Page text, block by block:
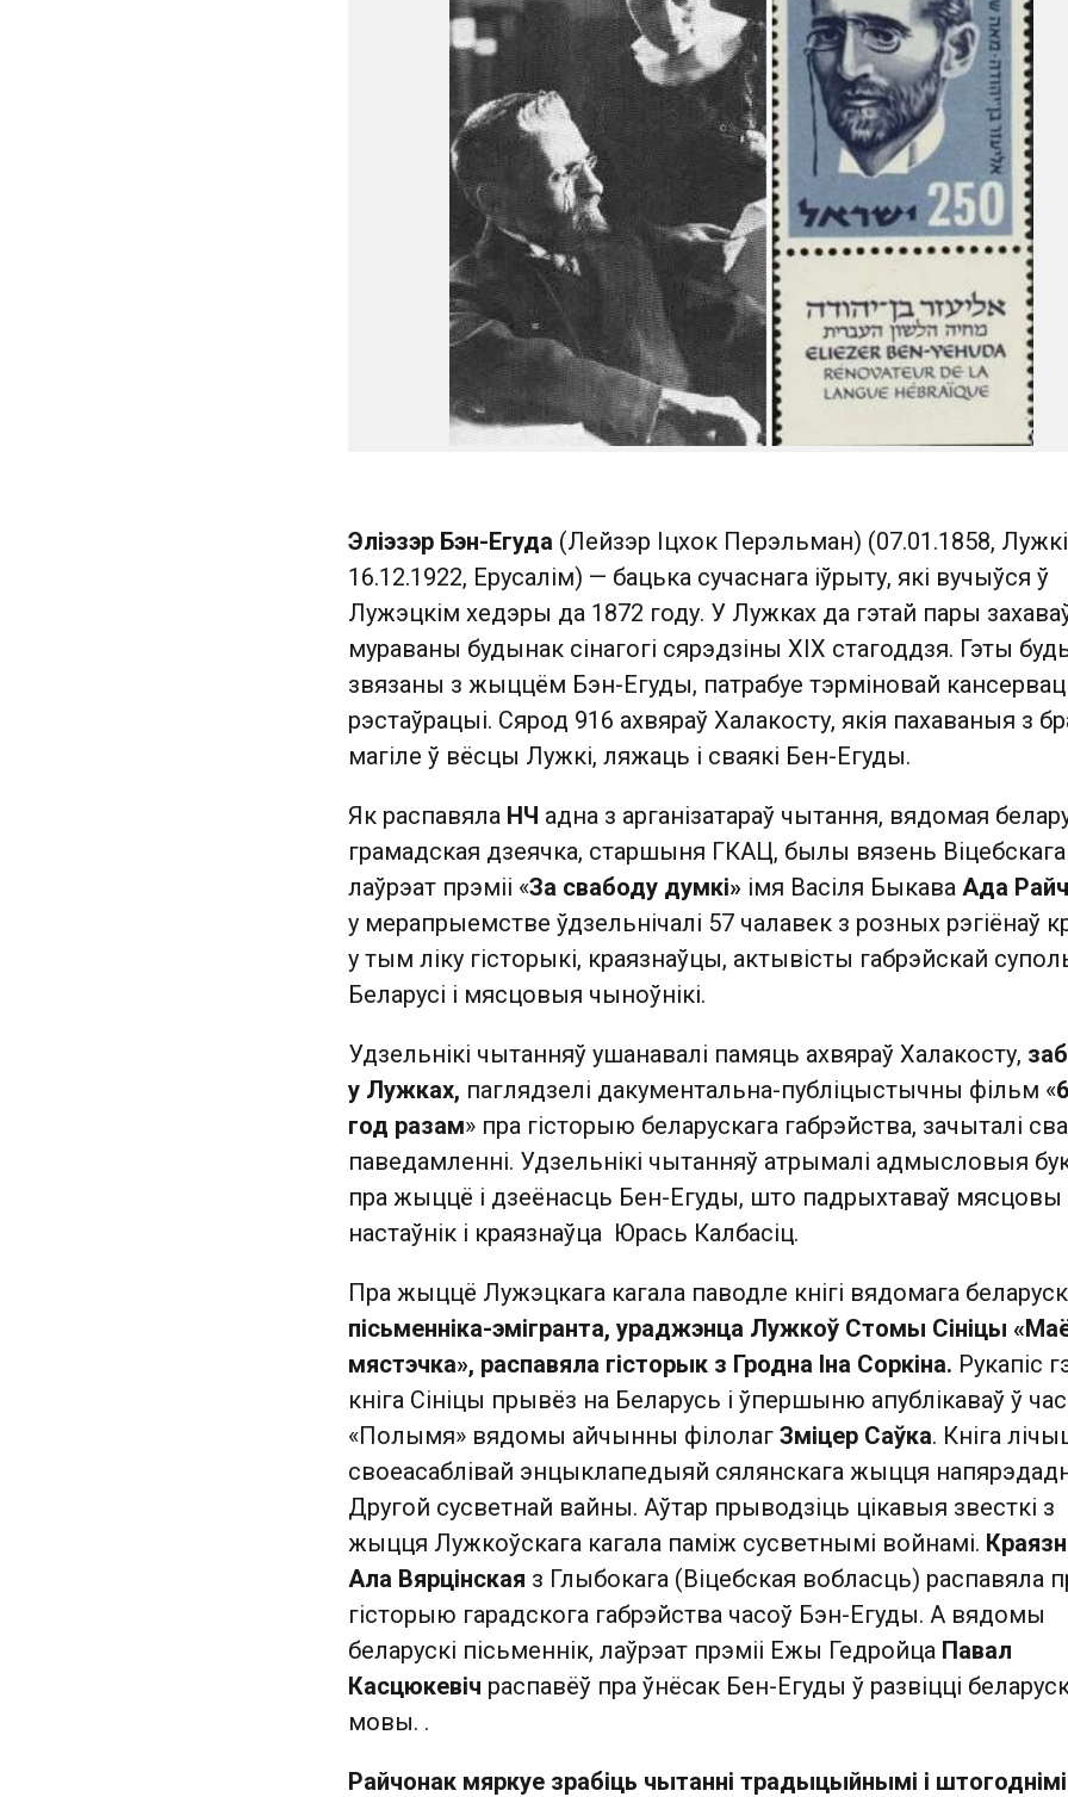
Эліэзэр Бэн-Егуда (Лейзэр Іцхок Перэльман) (07.01.1858,
16.12.1922, Ерусалім) — бацька сучаснага іўрыту, які вучыўся ў
Лужэцкім хедэры да 1872 году. У Лужках да гэтай пары
мураваны будынак сінагогі сярэдзіны XIX стагоддзя. Гэты
звязаны з жыццём Бэн-Егуды, патрабуе тэрміновай
рэстаўрацыі. Сярод 916 ахвяраў Халакосту, якія пахаваныя з
магіле ў вёсцы Лужкі, ляжаць і сваякі Бен-Егуды.
Як распавяла НЧ адна з арганізатараў чытання, вядомая
грамадская дзеячка, старшыня ГКАЦ, былы вязень Віцебскага
лаўрэат прэміі «За свабоду думкі» імя Васіля Быкава Ада
у мерапрыемстве ўдзельнічалі 57 чалавек з розных рэгіёнаў
у тым ліку гісторыкі, краязнаўцы, актывісты габрэйскай
Беларусі і мясцовыя чыноўнікі.
Удзельнікі чытанняў ушанавалі памяць ахвяраў Халакосту,
у Лужках, паглядзелі дакументальна-публіцыстычны фільм «
год разам» пра гісторыю беларускага габрэйства, зачыталі
паведамленні. Удзельнікі чытанняў атрымалі адмысловыя
пра жыццё і дзеёнасць Бен-Егуды, што падрыхтаваў мясцовы
настаўнік і краязнаўца Юрась Калбасіц.
Пра жыццё Лужэцкага кагала паводле кнігі вядомага
пісьменніка-эмігранта, ураджэнца Лужкоў Стомы Сініцы
мястэчка», распавяла гісторык з Гродна Іна Соркіна. Рукапіс
кніга Сініцы прывёз на Беларусь і ўпершыню апублікаваў ў
«Полымя» вядомы айчынны філолаг Зміцер Саўка. Кніга
своеасаблівай энцыклапедыяй сялянскага жыцця
Другой сусветнай вайны. Аўтар прыводзіць цікавыя звесткі з
жыцця Лужкоўскага кагала паміж сусветнымі войнамі.
Ала Вярцінская з Глыбокага (Віцебская вобласць) распавяла
гісторыю гарадскога габрэйства часоў Бэн-Егуды. А вядомы
беларускі пісьменнік, лаўрэат прэміі Ежы Гедройца Павал
Касцюкевіч распавёў пра ўнёсак Бен-Егуды ў развіцці
мовы. .
Райчонак мяркуе зрабіць чытанні традыцыйнымі і